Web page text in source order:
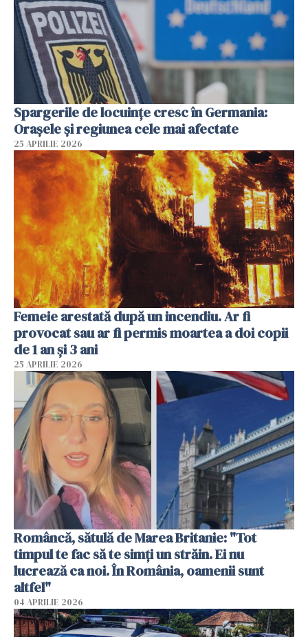
Spargerile de locuințe cresc în Germania:
Orașele și regiunea cele mai afectate
25 APRILIE 2026
Femeie arestată după un incendiu. Ar fi
provocat sau ar fi permis moartea a doi copii
de 1 an și 3 ani
25 APRILIE 2026
Româncă, sătulă de Marea Britanie: "Tot
timpul te fac să te simți un străin. Ei nu
lucrează ca noi. În România, oamenii sunt
altfel"
04 APRILIE 2026